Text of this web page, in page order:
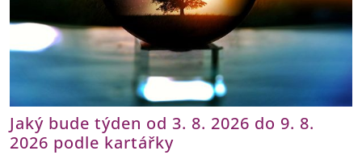
Jaký bude týden od 3. 8. 2026 do 9. 8.
2026 podle kartářky